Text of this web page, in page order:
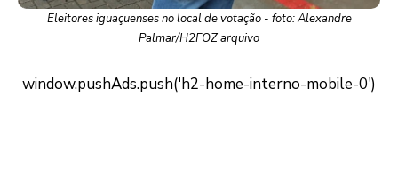
Eleitores iguaçuenses no local de votação - foto: Alexandre
Palmar/H2FOZ arquivo